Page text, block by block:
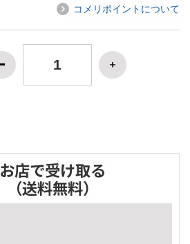
コメリポイントについて
お店で受け取る
（送料無料）